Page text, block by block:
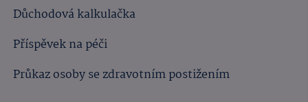
Důchodová kalkulačka
Příspěvek na péči
Průkaz osoby se zdravotním postižením